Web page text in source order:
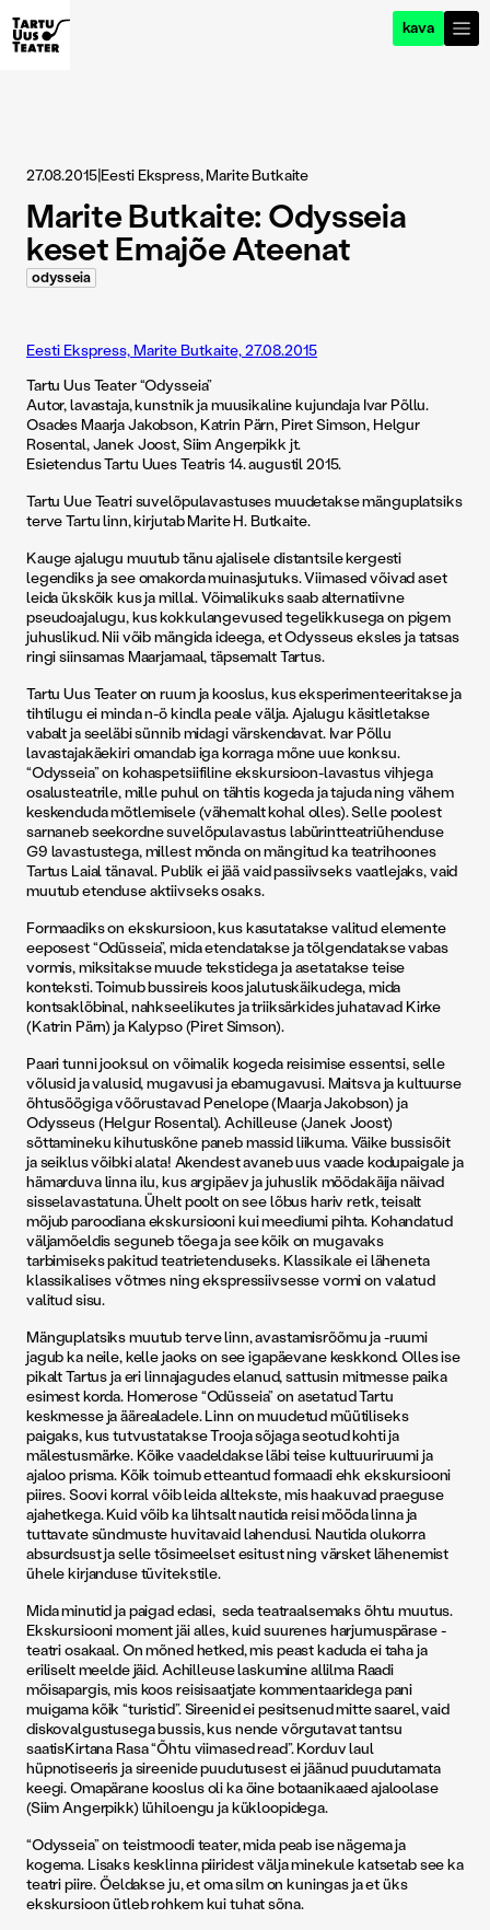
kava
27.08.2015|Eesti Ekspress, Marite Butkaite
Marite Butkaite: Odysseia
keset Emajõe Ateenat
odysseia
Eesti Ekspress, Marite Butkaite, 27.08.2015
Tartu Uus Teater “Odysseia”
Autor, lavastaja, kunstnik ja muusikaline kujundaja Ivar Põllu.
Osades Maarja Jakobson, Katrin Pärn, Piret Simson, Helgur
Rosental, Janek Joost, Siim Angerpikk jt.
Esietendus Tartu Uues Teatris 14. augustil 2015.
Tartu Uue Teatri suvelõpulavastuses muudetakse mänguplatsiks
terve Tartu linn, kirjutab Marite H. Butkaite.
Kauge ajalugu muutub tänu ajalisele distantsile kergesti
legendiks ja see omakorda muinasjutuks. Viimased võivad aset
leida ükskõik kus ja millal. Võimalikuks saab alternatiivne
pseudoajalugu, kus kokkulangevused tegelikkusega on pigem
juhuslikud. Nii võib mängida ideega, et Odysseus eksles ja tatsas
ringi siinsamas Maarjamaal, täpsemalt Tartus.
Tartu Uus Teater on ruum ja kooslus, kus eksperimenteeritakse ja
tihtilugu ei minda n-ö kindla peale välja. Ajalugu käsitletakse
vabalt ja seeläbi sünnib midagi värskendavat. Ivar Põllu
lavastajakäekiri omandab iga korraga mõne uue konksu.
“Odysseia” on kohaspetsiifiline ekskursioon-lavastus vihjega
osalusteatrile, mille puhul on tähtis kogeda ja tajuda ning vähem
keskenduda mõtlemisele (vähemalt kohal olles). Selle poolest
sarnaneb seekordne suvelõpulavastus labürintteatriühenduse
G9 lavastustega, millest mõnda on mängitud ka teatrihoones
Tartus Laial tänaval. Publik ei jää vaid passiivseks vaatlejaks, vaid
muutub etenduse aktiivseks osaks.
Formaadiks on ekskursioon, kus kasutatakse valitud elemente
eeposest “Odüsseia”, mida etendatakse ja tõlgendatakse vabas
vormis, miksitakse muude tekstidega ja asetatakse teise
konteksti. Toimub bussireis koos jalutuskäikudega, mida
kontsaklõbinal, nahkseelikutes ja triiksärkides juhatavad Kirke
(Katrin Pärn) ja Kalypso (Piret Simson).
Paari tunni jooksul on võimalik kogeda reisimise essentsi, selle
võlusid ja valusid, mugavusi ja ebamugavusi. Maitsva ja kultuurse
õhtusöögiga võõrustavad Penelope (­Maarja Jakobson) ja
Odysseus (Helgur ­Rosental). Achilleuse (­Janek Joost)
sõttamineku kihutuskõne paneb massid liikuma. Väike bussisõit
ja seiklus võibki alata! Akendest avaneb uus vaade kodupaigale ja
hämarduva linna ilu, kus argipäev ja juhuslik möödakäija näivad
sisselavastatuna. Ühelt poolt on see lõbus hariv retk, teisalt
mõjub paroodiana ekskursiooni kui meediumi pihta. Kohandatud
väljamõeldis seguneb tõega ja see kõik on mugavaks
tarbimiseks pakitud teatrietenduseks. Klassikale ei läheneta
klassikalises võtmes ning ekspressiivsesse vormi on valatud
valitud sisu.
Mänguplatsiks muutub terve linn, avastamisrõõmu ja -ruumi
jagub ka neile, kelle jaoks on see igapäevane keskkond. Olles ise
pikalt Tartus ja eri linnajagudes elanud, sattusin mitmesse paika
esimest korda. Homerose “Odüsseia” on asetatud Tartu
keskmesse ja äärealadele. Linn on muudetud müütiliseks
paigaks, kus tutvustatakse Trooja sõjaga seotud kohti ja
mälestusmärke. Kõike vaadeldakse läbi teise kultuuriruumi ja
ajaloo prisma. Kõik toimub etteantud formaadi ehk ekskursiooni
piires. Soovi korral võib leida alltekste, mis haakuvad praeguse
ajahetkega. Kuid võib ka lihtsalt nautida reisi mööda linna ja
tuttavate sündmuste huvitavaid lahendusi. Nautida olukorra
absurdsust ja selle tõsimeelset esitust ning värsket lähenemist
ühele kirjanduse tüvitekstile.
Mida minutid ja paigad edasi, seda teatraalsemaks õhtu muutus.
Ekskursiooni moment jäi alles, kuid suurenes ­harjumuspärase ­
teatri osakaal. On mõned hetked, mis peast kaduda ei taha ja
eriliselt meelde jäid. Achilleuse laskumine allilma Raadi
mõisapargis, mis koos reisisaatjate kommentaaridega pani
muigama kõik “turistid”. Sireenid ei pesitsenud mitte saarel, vaid
diskovalgustusega bussis, kus nende võrgutavat tantsu
saatisKirtana Rasa “Õhtu viimased read”. Korduv laul
hüpnotiseeris ja sireenide puudutusest ei jäänud puudutamata
keegi. Omapärane kooslus oli ka öine botaanikaaed ajaloolase
(Siim ­Angerpikk) lühiloengu ja kükloopidega.
“Odysseia” on teistmoodi teater, mida peab ise nägema ja
kogema. Lisaks kesklinna piiridest välja minekule katsetab see ka
teatri piire. Öeldakse ju, et oma silm on kuningas ja et üks
ekskursioon ütleb rohkem kui tuhat sõna.